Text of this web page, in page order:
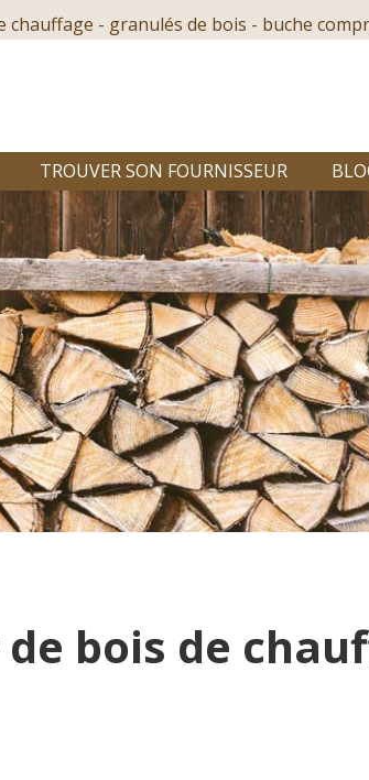
- granulés de bois - buche
TROUVER SON FOURNISSEUR
bois de